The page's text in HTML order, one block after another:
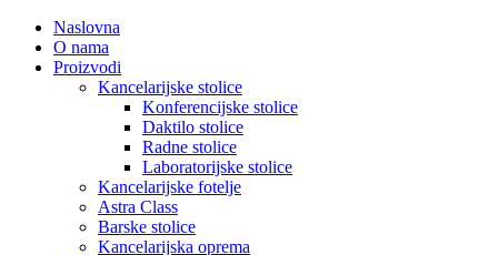
Naslovna
O nama
Proizvodi
Kancelarijske stolice
Konferencijske stolice
Daktilo stolice
Radne stolice
Laboratorijske stolice
Kancelarijske fotelje
Astra Class
Barske stolice
Kancelarijska oprema